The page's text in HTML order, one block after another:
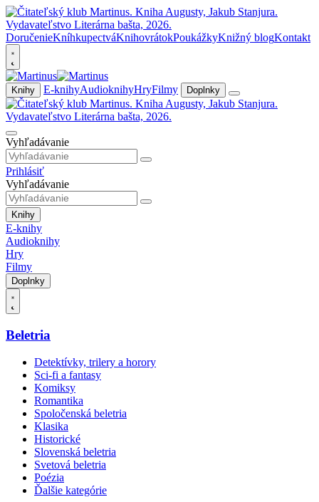
DoručenieKníhkupectváKnihovrátokPoukážkyKnižný blogKontakt
Knihy E-knihyAudioknihyHryFilmy Doplnky
Vyhľadávanie
Prihlásiť
Vyhľadávanie
Knihy
E-knihy
Audioknihy
Hry
Filmy
Doplnky
Beletria
Detektívky, trilery a horory
Sci-fi a fantasy
Komiksy
Romantika
Spoločenská beletria
Klasika
Historické
Slovenská beletria
Svetová beletria
Poézia
Ďalšie kategórie